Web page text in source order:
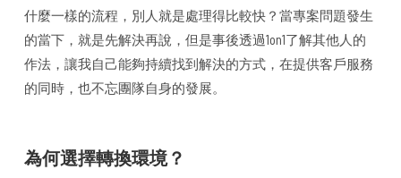
什麼一樣的流程，別人就是處理得比較快？當專案問題發生
的當下，就是先解決再說，但是事後透過1on1了解其他人的
作法，讓我自己能夠持續找到解決的方式，在提供客戶服務
的同時，也不忘團隊自身的發展。
為何選擇轉換環境？